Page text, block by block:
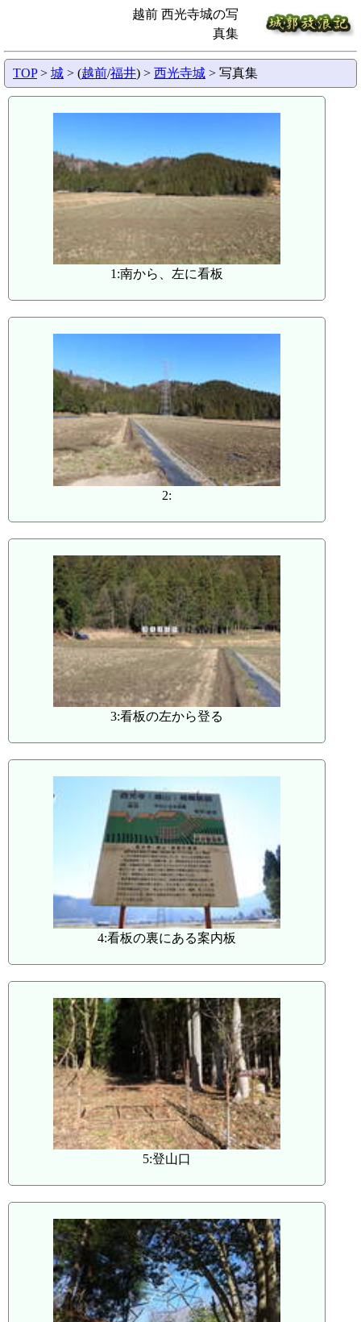
越前 西光寺城の写
真集
TOP> 城 > (越前/福井) > 西光寺城 > 写真集
1:南から、左に看板
2:
3:看板の左から登る
4:看板の裏にある案内板
5:登山口